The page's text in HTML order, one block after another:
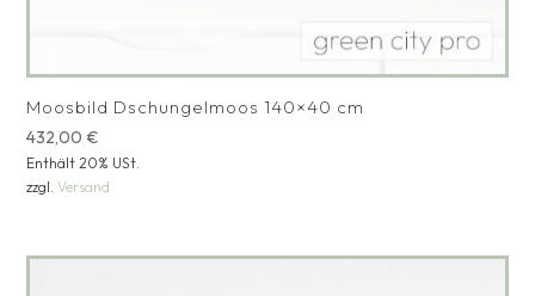
Moosbild Dschungelmoos 140×40 cm
432,00€
Enthält 20% USt.
zzgl.Versand